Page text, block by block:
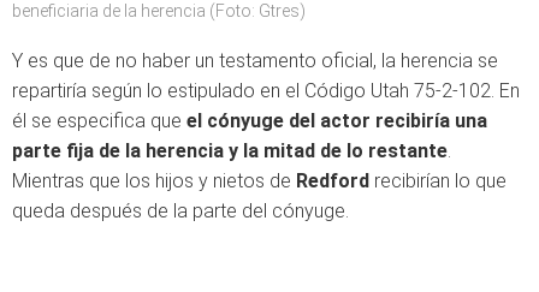
beneficiaria de la herencia (Foto: Gtres)
Y es que de no haber un testamento oficial, la herencia se
repartiría según lo estipulado en el Código Utah 75-2-102. En
él se especifica que el cónyuge del actor recibiría una
parte fija de la herencia y la mitad de lo restante.
Mientras que los hijos y nietos de Redford recibirían lo que
queda después de la parte del cónyuge.